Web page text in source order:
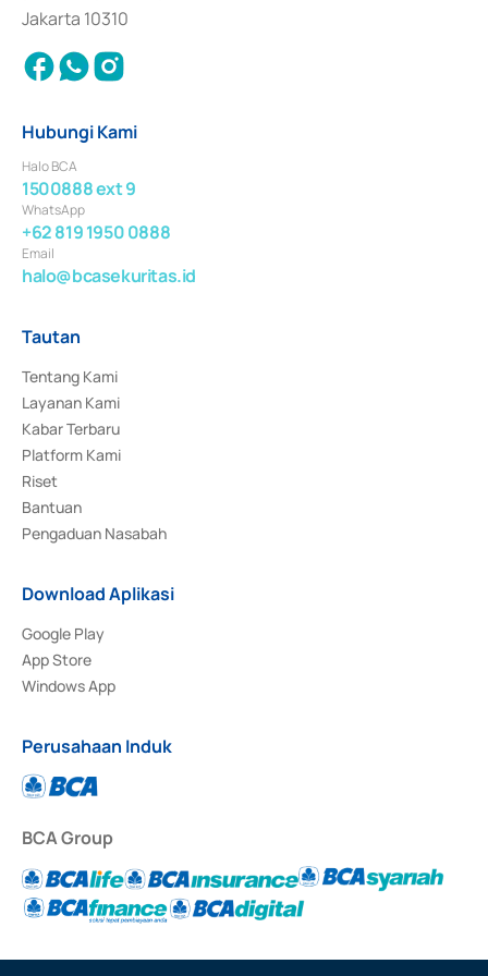
Jakarta 10310
Hubungi Kami
Halo BCA
1500888 ext 9
WhatsApp
+62 819 1950 0888
Email
halo@bcasekuritas.id
Tautan
Tentang Kami
Layanan Kami
Kabar Terbaru
Platform Kami
Riset
Bantuan
Pengaduan Nasabah
Download Aplikasi
Google Play
App Store
Windows App
Perusahaan Induk
BCA Group